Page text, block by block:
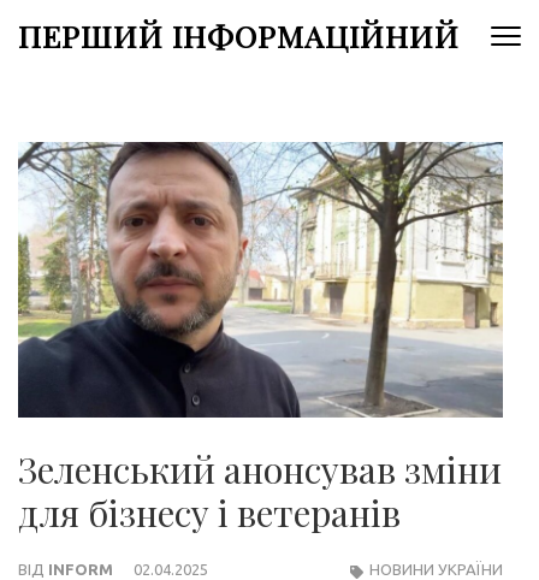
доПЕРШИЙ ІНФОРМАЦІЙНИЙ
Зеленський анонсував зміни
для бізнесу і ветеранів
ВІД INFORM 02.04.2025 НОВИНИ УКРАЇНИ